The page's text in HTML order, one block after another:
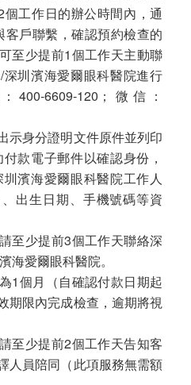
工作日的辦公時間內，通
客戶聯繫，確認預約檢查的
至少提前1個工作天主動聯
圳濱海愛爾眼科醫院進行
6609-120；微信：
示身分證明文件原件並列印
款電子郵件以確認身份，
濱海愛爾眼科醫院工作人
出生日期、手機號碼等資
至少提前3個工作天聯絡深
海愛爾眼科醫院。
1個月（自確認付款日期起
期限內完成檢查，逾期將視
至少提前2個工作天告知客
人員陪同（此項服務無需額